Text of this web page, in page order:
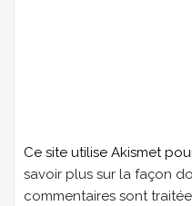
Ce site utilise Akismet
savoir plus sur la façon
commentaires sont